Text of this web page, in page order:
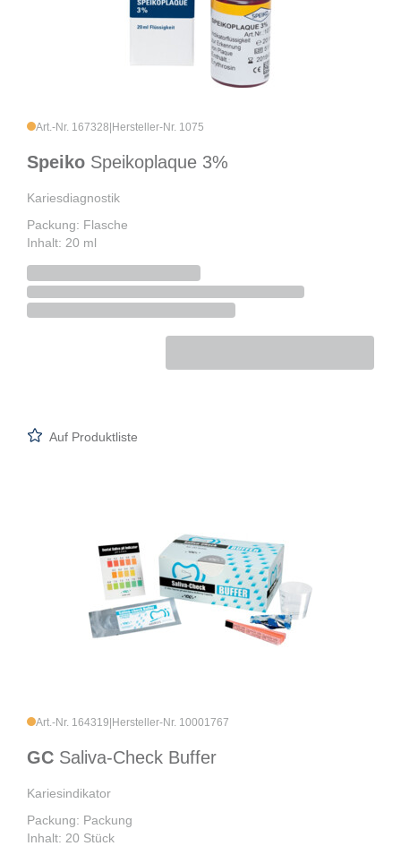
Art.-Nr. 167328 Hersteller-Nr. 1075
Speiko Speikoplaque 3%
Kariesdiagnostik
Packung: Flasche
Inhalt: 20 ml
Auf Produktliste
Art.-Nr. 164319 Hersteller-Nr. 10001767
GC Saliva-Check Buffer
Kariesindikator
Packung: Packung
Inhalt: 20 Stück